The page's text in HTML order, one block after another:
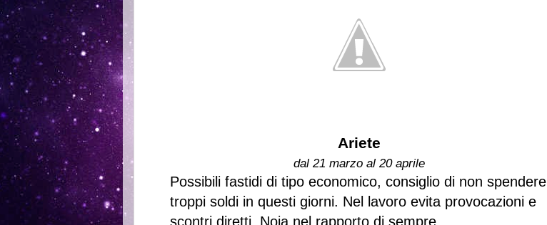
Ariete
dal 21 marzo al 20 aprile
Possibili fastidi di tipo economico, consiglio di non spendere
troppi soldi in questi giorni. Nel lavoro evita provocazioni e
scontri diretti. Noia nel rapporto di sempre...